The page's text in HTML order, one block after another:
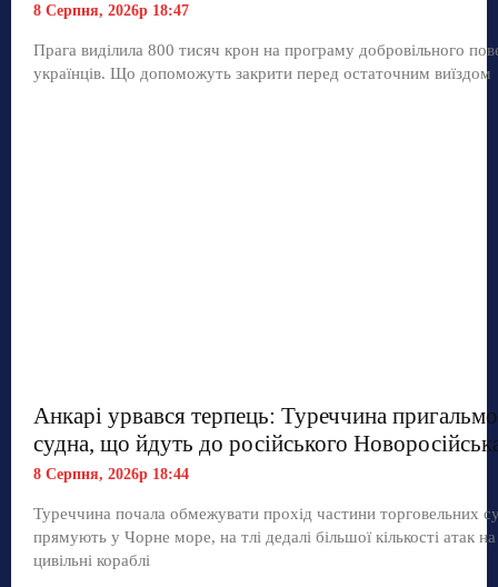
8 Серпня, 2026р 18:47
Прага виділила 800 тисяч крон на програму добровільного
українців. Що допоможуть закрити перед остаточним виїздом
Анкарі урвався терпець: Туреччина
судна, що йдуть до російського
8 Серпня, 2026р 18:44
Туреччина почала обмежувати прохід частини торговельних
прямують у Чорне море, на тлі дедалі більшої кількості атак на
цивільні кораблі